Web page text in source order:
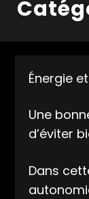
Énergie
Une
d’éviter
Dans